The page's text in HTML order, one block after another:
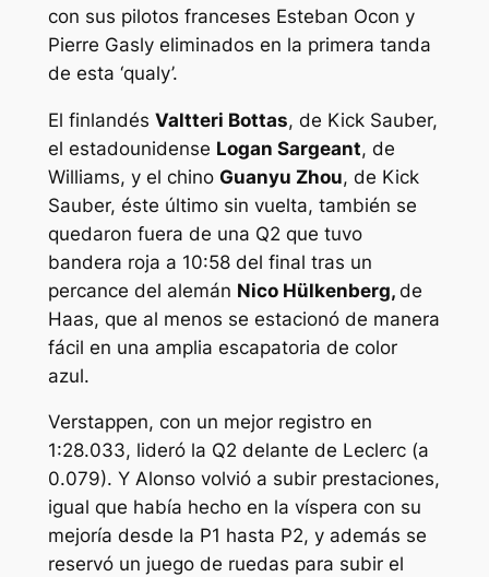
con sus pilotos franceses Esteban Ocon y
Pierre Gasly eliminados en la primera tanda
de esta ‘qualy’.
El finlandés Valtteri Bottas, de Kick Sauber,
el estadounidense Logan Sargeant, de
Williams, y el chino Guanyu Zhou, de Kick
Sauber, éste último sin vuelta, también se
quedaron fuera de una Q2 que tuvo
bandera roja a 10:58 del final tras un
percance del alemán Nico Hülkenberg, de
Haas, que al menos se estacionó de manera
fácil en una amplia escapatoria de color
azul.
Verstappen, con un mejor registro en
1:28.033, lideró la Q2 delante de Leclerc (a
0.079). Y Alonso volvió a subir prestaciones,
igual que había hecho en la víspera con su
mejoría desde la P1 hasta P2, y además se
reservó un juego de ruedas para subir el